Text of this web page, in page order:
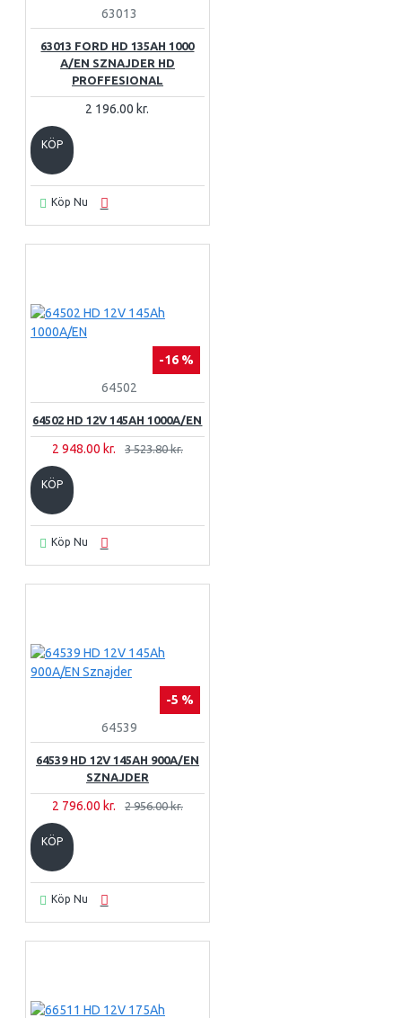
63013
63013 FORD HD 135AH 1000
A/EN SZNAJDER HD
PROFFESIONAL
2 196.00 kr.
KÖP
Köp Nu
-16 %
64502
64502 HD 12V 145AH 1000A/EN
2 948.00 kr. 3 523.80 kr.
KÖP
Köp Nu
-5 %
64539
64539 HD 12V 145AH 900A/EN
SZNAJDER
2 796.00 kr. 2 956.00 kr.
KÖP
Köp Nu